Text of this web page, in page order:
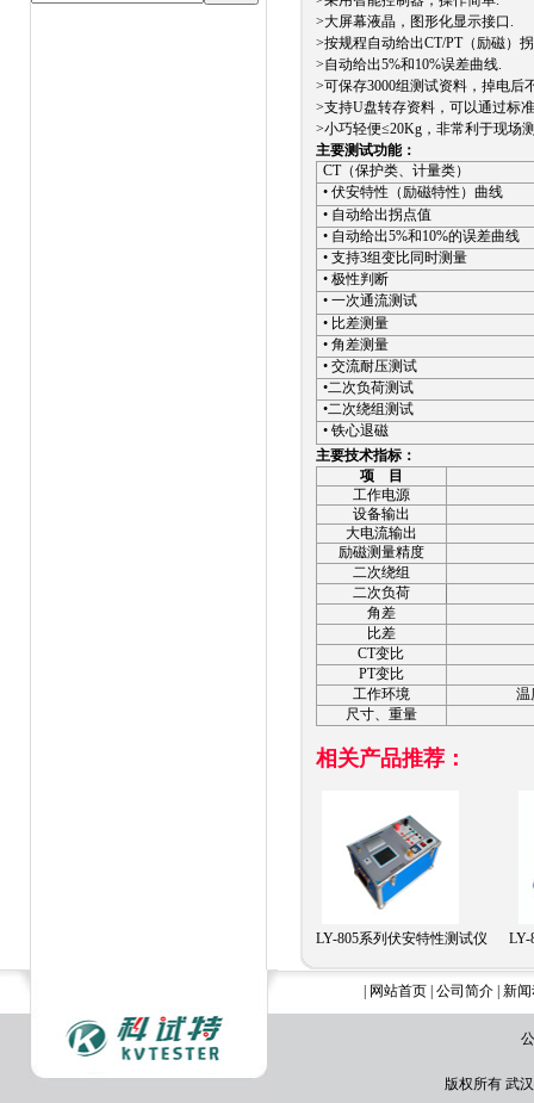
>大屏幕液晶，图形化显示接口.
>按规程自动给出CT/PT（励磁）
>自动给出5%和10%误差曲线.
>可保存3000组测试资料，掉电后
>支持U盘转存资料，可以通过标
>小巧轻便≤20Kg，非常利于现场
主要测试功能：
CT（保护类、计量类）
• 伏安特性（励磁特性）曲线
• 自动给出拐点值
• 自动给出5%和10%的误差曲线
•支持3组变比同时测量
• 极性判断
• 一次通流测试
• 比差测量
• 角差测量
• 交流耐压测试
•二次负荷测试
•二次绕组测试
• 铁心退磁
主要技术指标：
项
目
工作电源
设备输出
大电流输出
励磁测量精度
二次绕组
二次负荷
角差
比差
CT变比
PT变比
工作环境
温
尺寸、重量
相关产品推荐：
LY-805系列伏安特性测试仪 LY-
网站首页 公司简介 新
版权所有 武